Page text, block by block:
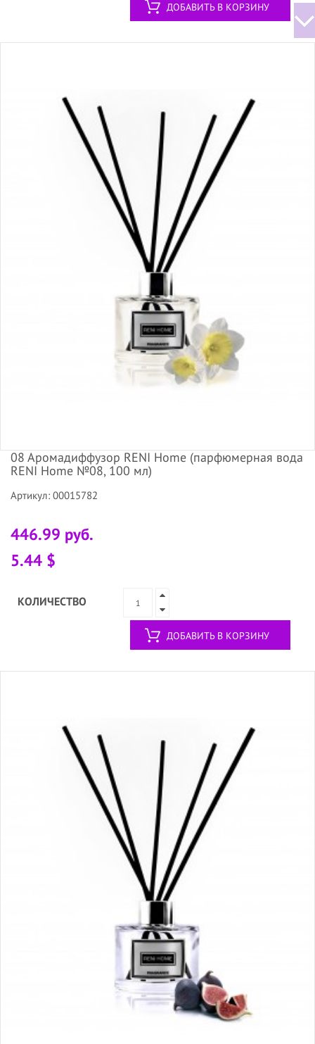
ДОБАВИТЬ В КОРЗИНУ
08 Аромадиффузор RENI Home (парфюмерная вода
RENI Home №08, 100 мл)
Артикул: 00015782
446.99 руб.
5.44 $
КОЛИЧЕСТВО
ДОБАВИТЬ В КОРЗИНУ